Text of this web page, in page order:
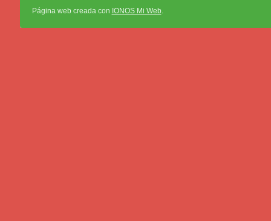
Página web creada con IONOS Mi Web.